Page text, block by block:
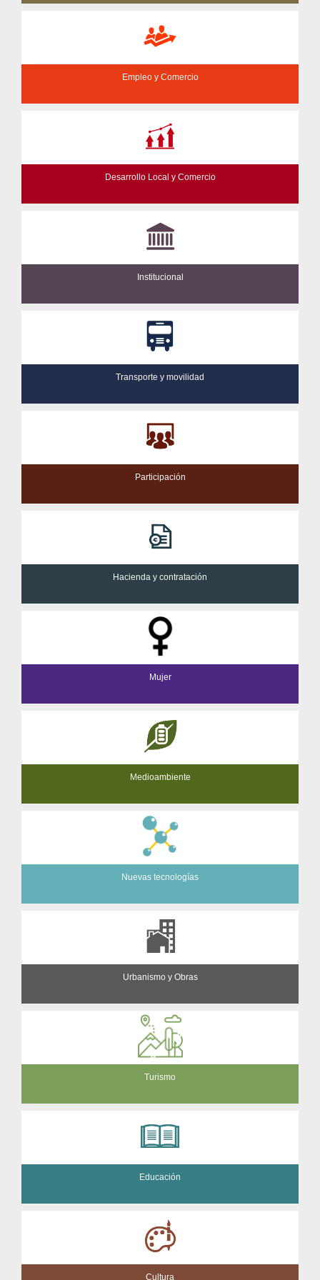
Empleo y Comercio
Desarrollo Local y Comercio
Institucional
Transporte y movilidad
Participación
Hacienda y contratación
Mujer
Medioambiente
Nuevas tecnologías
Urbanismo y Obras
Turismo
Educación
Cultura